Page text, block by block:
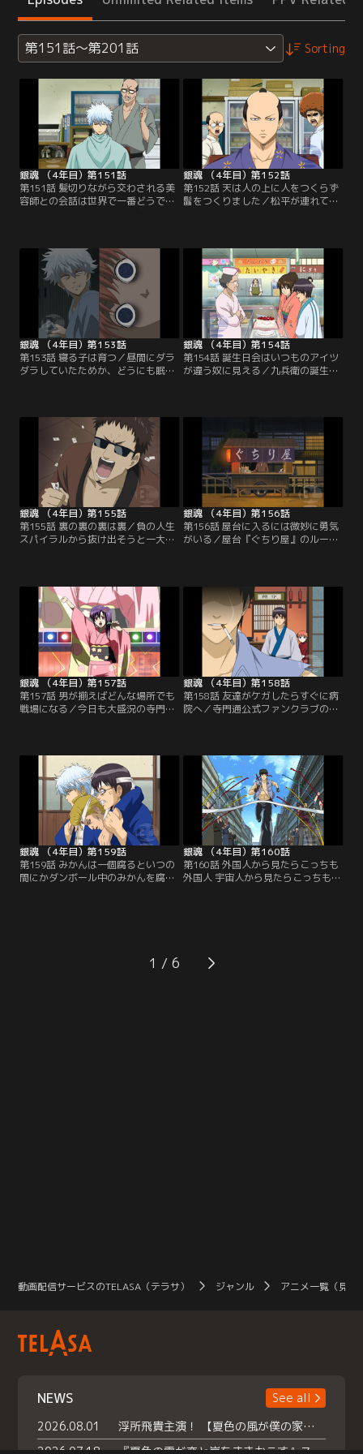
第151話～第201話 Sorting
銀魂 （4年目）第151話
第151話 髪切りながら交わされる美
容師との会話は世界で一番どうでも
リスマ美容院の様子をのぞいてみる
と、人だかりの中に入店拒否されて
いる近藤の姿が。彼はこちらの髪結
床に向かってくるが、銀時たちは散
髪できないし何より気まずい…。
【提供：バンダイチャンネル】
銀魂 （4年目）第152話
第152話 天は人の上に人をつくらず
髷をつくりました／松平が連れてき
思わず嘔吐、すると将軍様の額に未
消化のナルトが貼り付いてしまう。
仕方なくカミソリを当てて外そうと
するが、手元が狂って髷を切り落と
してしまう！ なんとかごまかそうと
する銀時は…。【提供：バンダイチ
ャンネル】
銀魂 （4年目）第153話
第153話 寝る子は育つ／昼間にダラ
ダラしていたためか、どうにも眠れ
合わされる銀時までも目がバッチリ
冴えてきてしまう。運動＆満腹が安
眠を導くという銀時に従って、神楽
は夜中のジョギング町内50周、そし
て一升飯とトライするが…。【提
供：バンダイチャンネル】
銀魂 （4年目）第154話
第154話 誕生日会はいつものアイツ
が違う奴に見える／九兵衛の誕生パ
らゆる分野の著名人が。自分たちは
場違いなのではと心配になってくる
二人。見ると、向こうのテーブルで
銀時や桂たちがパーティーそっちの
けで大騒ぎしていて…。【提供：バ
ンダイチャンネル】
銀魂 （4年目）第155話
第155話 裏の裏の裏は裏／負の人生
スパイラルから抜け出そうと一大決
考えるのが面倒でテキトーに張る銀
時。結果はどちらも惨敗で、帰りの
電車賃さえ無くしてしまう。二人は
着物を質に入れ、最後の300円を握
りしめて起死回生の勝負に挑む…！
【提供：バンダイチャンネル】
銀魂 （4年目）第156話
第156話 屋台に入るには微妙に勇気
がいる／屋台『ぐちり屋』のルール
は甘党で気だるそうな侍、次にマヨ
侍、最後にゴリさん（仮名）。しか
し店の親父が彼らのいつものグチを
代弁してしまい、一同は慌てふため
く。そこにもう一人、見知った女性
がやってきて…。【提供：バンダイ
チャンネル】
銀魂 （4年目）第157話
第157話 男が揃えばどんな場所でも
戦場になる／今日も大盛況の寺門通
だ。しかも隊員が無断で脱退してい
たという事実を知り、激昂する新
八。新興のファンクラブ「通選隊」
への鞍替えだというのだが、そのリ
ーダーは妖刀の呪いでカリスマオタ
クとなった土方だった…！【提供：
バンダイチャンネル】
銀魂 （4年目）第158話
第158話 友達がケガしたらすぐに病
院へ／寺門通公式ファンクラブの座
よってねじ伏せられたかに見えた
が、実は消滅せずに彼の中に生き続
けていたのだ。覇道を極めようとす
るトッシー、お通ちゃんへの愛が原
動力の新八。勝利は果たしてどちら
の手に…！？【提供：バンダイチャ
ンネル】
銀魂 （4年目）第159話
第159話 みかんは一個腐るといつの
間にかダンボール中のみかんを腐ら
ていく。一計を案じた銀時がタカチ
ンを病院に担ぎ込み、瞬時に回復＆
銀魂 （4年目）第160話
第160話 外国人から見たらこっちも
外国人 宇宙人から見たらこっちも宇
でゴール。当然、替玉疑惑にツッコ
む土方だが、身内にタクシーでの不
1
動画配信サービスのTELASA（テラサ） ジャンル アニメ一覧（見放
NEWS
See all
2026.08.01
浮所飛貴主演！ 【夏色の風が僕の家にやってきた】 本日よりテラサで独占配信スタート！